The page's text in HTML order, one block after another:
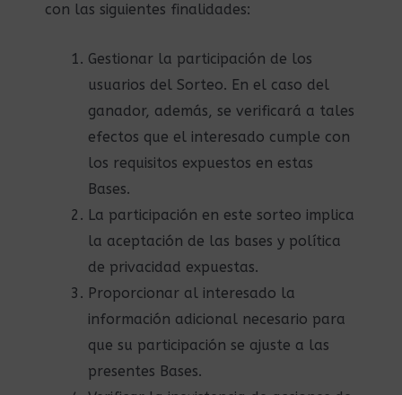
con las siguientes finalidades:
Gestionar la participación de los
usuarios del Sorteo. En el caso del
ganador, además, se verificará a tales
efectos que el interesado cumple con
los requisitos expuestos en estas
Bases.
La participación en este sorteo implica
la aceptación de las bases y política
de privacidad expuestas.
Proporcionar al interesado la
información adicional necesario para
que su participación se ajuste a las
presentes Bases.